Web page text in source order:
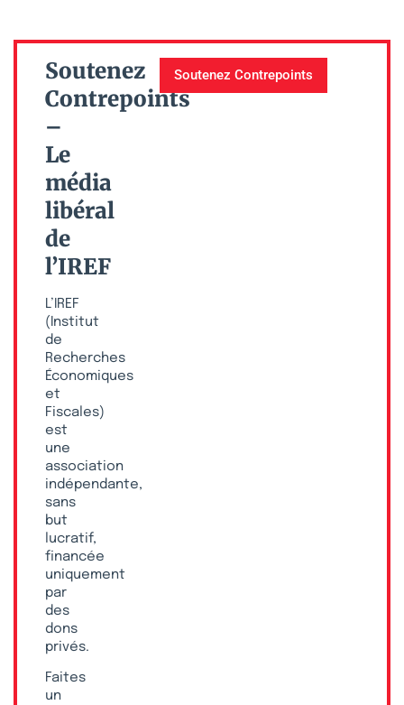
Soutenez
Contrepoints
–
Le
média
libéral
de
l’IREF
L’IREF
(Institut
de
Recherches
Économiques
et
Fiscales)
est
une
association
indépendante,
sans
but
lucratif,
financée
uniquement
par
des
dons
privés.
Faites
un
Soutenez Contrepoints